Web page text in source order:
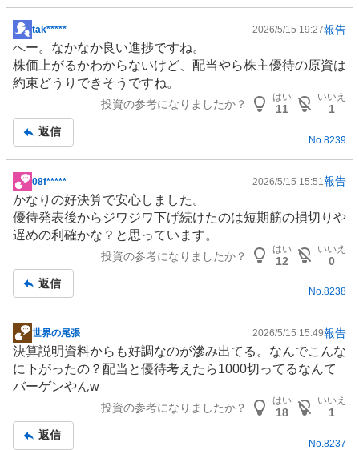
掲
示
板
記
tak***** 2026/5/15 19:27報告
へー。なかなか良い進捗ですね。
株価上がるかわからないけど、配当やら株主優待の原資は
約束どうりできそうですね。
投資の参考になりましたか？
はい
11
いいえ
1
返信
No. 8239
掲
示
板
記
08f***** 2026/5/15 15:51 報告
かなりの好決算で安心しました。
優待発表後からジワジワ下げ続けたのは短期筋の損切りや
遅めの利確かな？と思っています。
投資の参考になりましたか？
はい
12
いいえ
0
返信
No.8238
掲
示
板
記
世界の尾張 2026/5/15 15:49報告
決算説明資料からも好調なのが滲み出てる。なんでこんな
に下がったの？配当と優待考えたら1000切ってるなんて
バーゲンやんw
投資の参考になりましたか？
はい
18
いいえ
1
返信
No. 8237